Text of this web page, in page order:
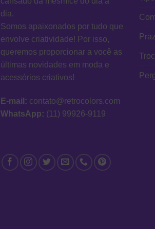
dia.
Somos apaixonados por tudo que
envolve criatividade! Por isso,
queremos proporcionar a você as
últimas novidades em moda e
acessórios criativos!
E-mail: contato@retrocolors.com
WhatsApp: (11) 99926-9119